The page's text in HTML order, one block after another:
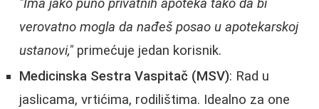
"Ima jako puno privatnih apoteka tako da bi
verovatno mogla da nađeš posao u apotekarskoj
ustanovi," primećuje jedan korisnik.
Medicinska Sestra Vaspitač (MSV): Rad u
jaslicama, vrtićima, rodilištima. Idealno za one